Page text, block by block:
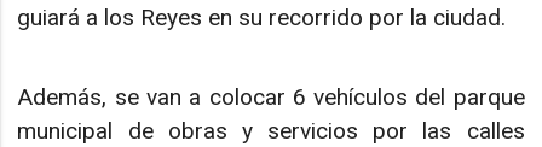
guiará a los Reyes en su recorrido por la ciudad.
Además, se van a colocar 6 vehículos del parque
municipal de obras y servicios por las calles